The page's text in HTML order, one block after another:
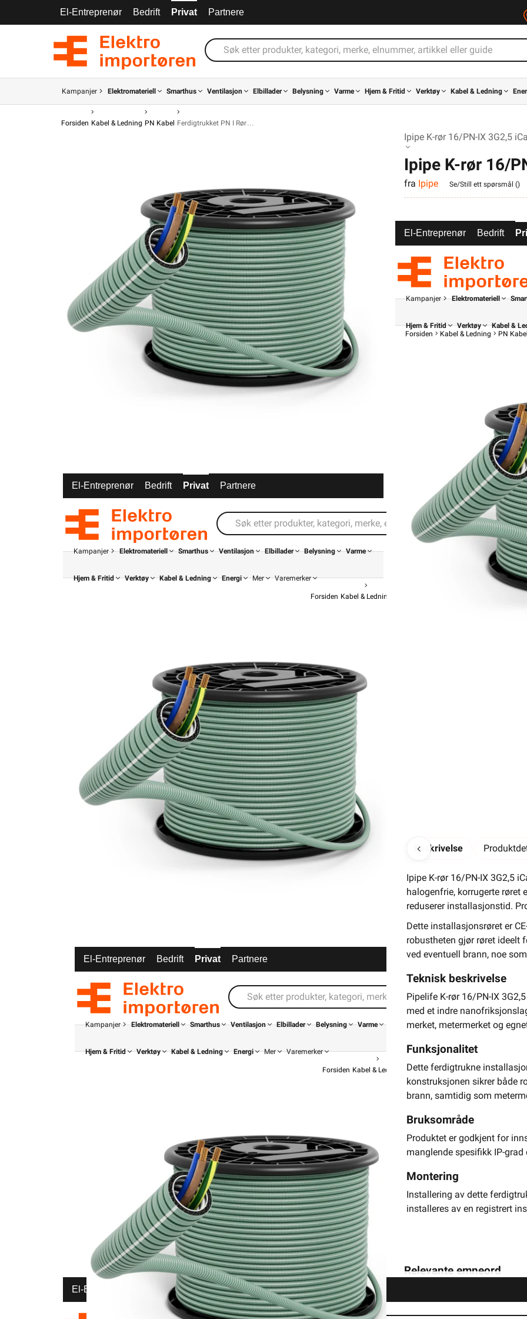
El-Entreprenør Bedrift Privat Partnere
Kampanjer Elektromateriell Smarthus Ventilasjon Elbillader Belysning Varme Hjem & Fritid Verktøy Kabel & Ledning
Forsiden Kabel & Ledning PN Kabel Ferdigtrukket PN I Rør
Ipipe K-rør 16/PN-IX 3G2,5
Ipipe K-rør 16/
B300
fra Ipipe Se/Still ett spørsmål ()
El-Entreprenør Bedrift Privat Partnere
Kampanjer Elektromateriell Smarthus Ventilasjon Elbillader Belysning Varme
Hjem & Fritid Verktøy Kabel & Ledning Energi Mer Varemerker
Forsiden Kabel & Ledning
El-Entreprenør Bedrift Privat Partnere
Kampanjer Elektromateriell Smarthus Ventilasjon Elbillader Belysning Varme
Hjem & Fritid Verktøy Kabel & Ledning Energi Mer Varemerker
Forsiden Kabel & Ledning PN Kabel Ferdigtrukket PN I Rør
Ipipe
Ipipe K-
8 819,-
El-Entreprenør Bedrift
Kampanjer Elektromateriell
Hjem & Fritid Verktøy Kabel &
Forsiden
Kabel & Ledning PN Kabel
Beskrivelse
Ipipe K-rør 16/PN-IX 3G2,5
halogenfrie, korrugerte
reduserer installasjonstid.
Dette installasjonsrøret er
robustheten gjør røret ideelt
ved eventuell brann, noe
Teknisk beskrivelse
Pipelife K-rør 16/PN-IX
med et indre
merket, metermerket og
Funksjonalitet
Dette ferdigtrukne
konstruksjonen sikrer både
brann, samtidig som
Bruksområde
Produktet er godkjent for
manglende spesifikk IP-
Montering
Installering av dette
installeres av en registrert
Relevante emneord
trekkerør kabel
El-Entreprenør Bedrift Privat Partnere